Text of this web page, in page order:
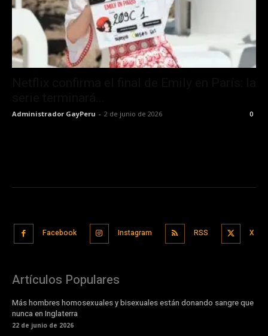
Administrador GayPeru - 2 de junio de 2026 0
Facebook Instagram RSS X
Artículos Populares
Más hombres homosexuales y bisexuales están donando sangre que
nunca en Inglaterra
22 de junio de 2026